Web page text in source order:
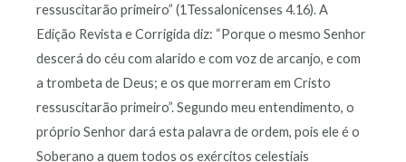
ressuscitarão primeiro” (1Tessalonicenses 4.16). A
Edição Revista e Corrigida diz: “Porque o mesmo Senhor
descerá do céu com alarido e com voz de arcanjo, e com
a trombeta de Deus; e os que morreram em Cristo
ressuscitarão primeiro”. Segundo meu entendimento, o
próprio Senhor dará esta palavra de ordem, pois ele é o
Soberano a quem todos os exércitos celestiais